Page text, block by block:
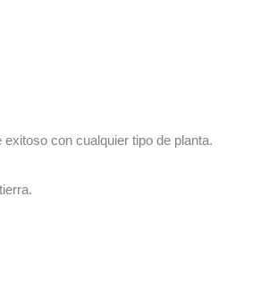
con cualquier tipo de planta.